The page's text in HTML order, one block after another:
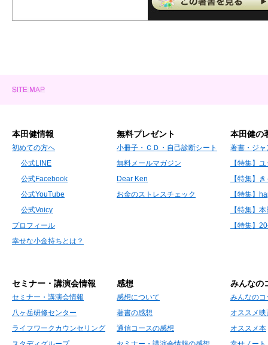
本田健情報
初めての方へ
公式LINE
公式Facebook
公式YouTube
公式Voicy
プロフィール
幸せな小金持ちとは？
無料プレゼント
小冊子・ＣＤ・自己診断シート
無料メールマガジン
Dear Ken
お金のストレスチェック
本田健の
著書・ジャ
【特集】
【特集】
【特集】
【特集】
【特集】
セミナー・講演会情報
セミナー・講演会情報
八ヶ岳研修センター
ライフワークカウンセリング
感想
感想について
著書の感想
通信コースの感想
みんなの
みんなの
オススメ映
オススメ本